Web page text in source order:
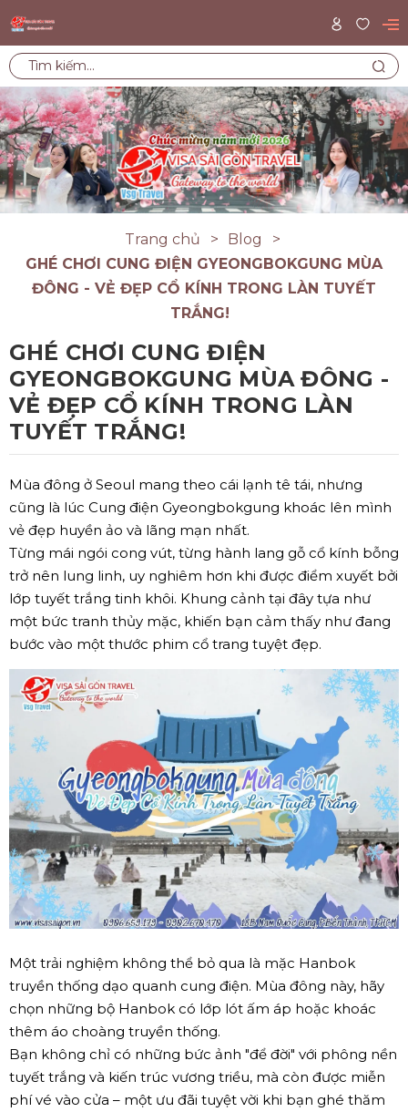
Trang chủ
Blog
GHÉ CHƠI CUNG ĐIỆN GYEONGBOKGUNG MÙA
ĐÔNG - VẺ ĐẸP CỔ KÍNH TRONG LÀN TUYẾT
TRẮNG!
GHÉ CHƠI CUNG ĐIỆN
GYEONGBOKGUNG MÙA ĐÔNG -
VẺ ĐẸP CỔ KÍNH TRONG LÀN
TUYẾT TRẮNG!
Mùa đông ở Seoul mang theo cái lạnh tê tái, nhưng
cũng là lúc Cung điện Gyeongbokgung khoác lên mình
vẻ đẹp huyền ảo và lãng mạn nhất.
Từng mái ngói cong vút, từng hành lang gỗ cổ kính bỗng
trở nên lung linh, uy nghiêm hơn khi được điểm xuyết bởi
lớp tuyết trắng tinh khôi. Khung cảnh tại đây tựa như
một bức tranh thủy mặc, khiến bạn cảm thấy như đang
bước vào một thước phim cổ trang tuyệt đẹp.
Một trải nghiệm không thể bỏ qua là mặc Hanbok
truyền thống dạo quanh cung điện. Mùa đông này, hãy
chọn những bộ Hanbok có lớp lót ấm áp hoặc khoác
thêm áo choàng truyền thống.
Bạn không chỉ có những bức ảnh "để đời" với phông nền
tuyết trắng và kiến trúc vương triều, mà còn được miễn
phí vé vào cửa – một ưu đãi tuyệt vời khi bạn ghé thăm